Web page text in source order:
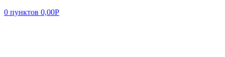
0 пунктов 0,00Р